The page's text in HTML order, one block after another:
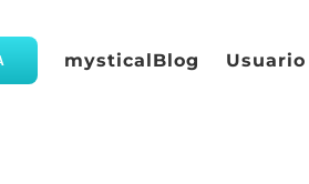
mysticalBlog Usuario